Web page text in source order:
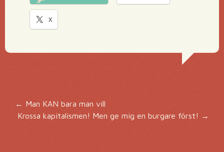
X
Inläggsnavigering
← Man KAN bara man vill
Krossa kapitalismen! Men ge mig en burgare först!→